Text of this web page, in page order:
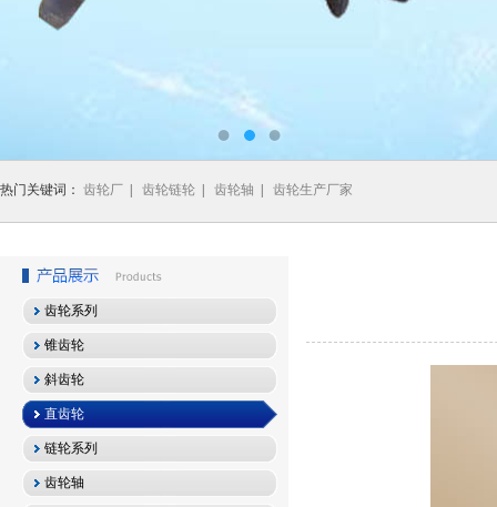
热门关键词： 齿轮厂 齿轮链轮 齿轮轴 齿轮生产厂家
齿轮系列
锥齿轮
斜齿轮
直齿轮
链轮系列
齿轮轴